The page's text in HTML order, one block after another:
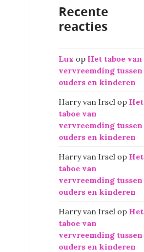
Recente
reacties
Lux op Het taboe van
vervreemding tussen
ouders en kinderen
Harry van Irsel op Het
taboe van
vervreemding tussen
ouders en kinderen
Harry van Irsel op Het
taboe van
vervreemding tussen
ouders en kinderen
Harry van Irsel op Het
taboe van
vervreemding tussen
ouders en kinderen